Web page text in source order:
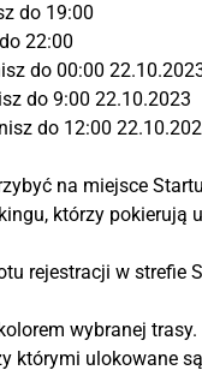
do 19:00
22:00
do 00:00
do 9:00 22.10.2023
do 12:00
na miejsce
którzy
rejestracji w
wybranej trasy.
którymi ulokowane